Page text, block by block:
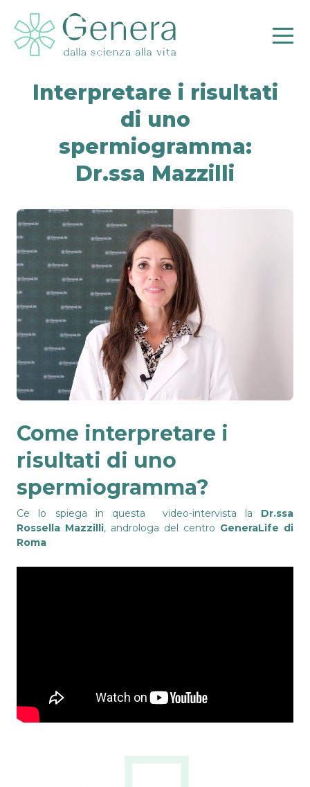
Interpretare i risultati
di uno
spermiogramma:
Dr.ssa Mazzilli
Come interpretare i
risultati di uno
spermiogramma?
Ce lo spiega in questa video-intervista la Dr.ssa
Rossella Mazzilli, androloga del centro GeneraLife di
Roma